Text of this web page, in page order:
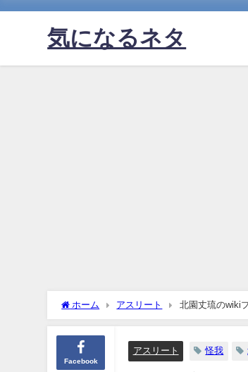
気になるネタ
ホーム アスリート 北園丈琉のwiki
Facebook
アスリート 怪我